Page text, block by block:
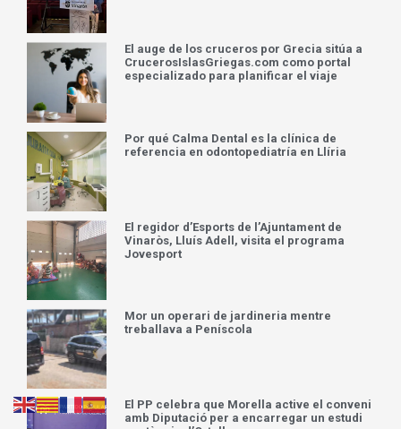
El auge de los cruceros por Grecia sitúa a
CrucerosIslasGriegas.com como portal
especializado para planificar el viaje
Por qué Calma Dental es la clínica de
referencia en odontopediatría en Llíria
El regidor d’Esports de l’Ajuntament de
Vinaròs, Lluís Adell, visita el programa
Jovesport
Mor un operari de jardineria mentre
treballava a Peníscola
El PP celebra que Morella active el conveni
amb Diputació per a encarregar un estudi